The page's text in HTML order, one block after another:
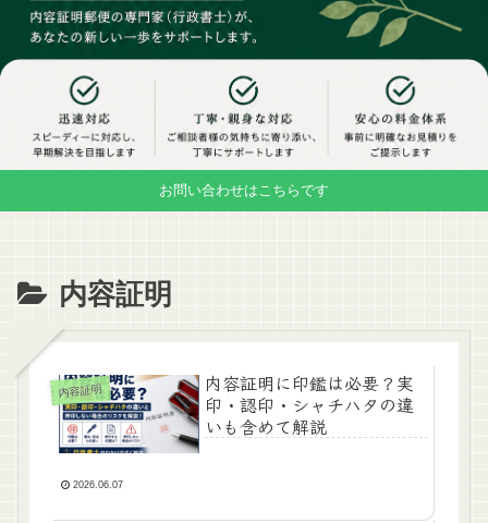
お問い合わせはこちらです
内容証明
内容証明
内容証明に印鑑は必要？実
印・認印・シャチハタの違
いも含めて解説
2026.06.07